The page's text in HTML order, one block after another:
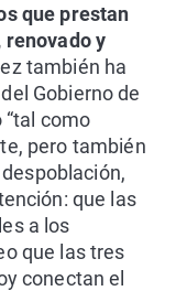
que prestan
renovado y
también ha
Gobierno de
como
pero también
que las
a los
que las tres
conectan el